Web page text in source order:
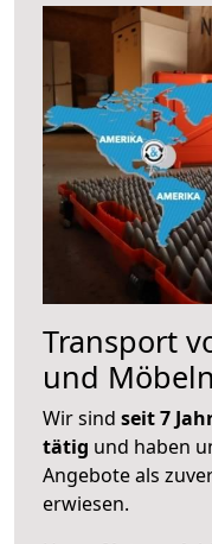
Transport
und
Wir sind seit 7
tätig und haben
Angebote als
erwiesen.